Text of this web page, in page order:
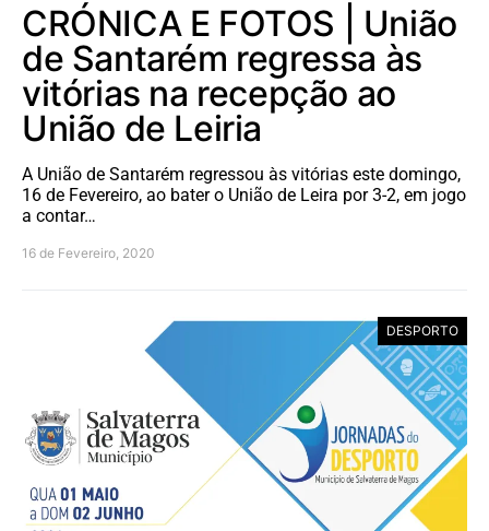
CRÓNICA E FOTOS | União
de Santarém regressa às
vitórias na recepção ao
União de Leiria
A União de Santarém regressou às vitórias este domingo,
16 de Fevereiro, ao bater o União de Leira por 3-2, em jogo
a contar…
16 de Fevereiro, 2020
DESPORTO